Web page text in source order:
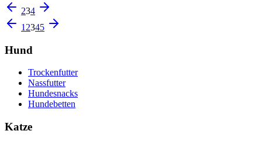
234
1 2345
Hund
Trockenfutter
Nassfutter
Hundesnacks
Hundebetten
Katze